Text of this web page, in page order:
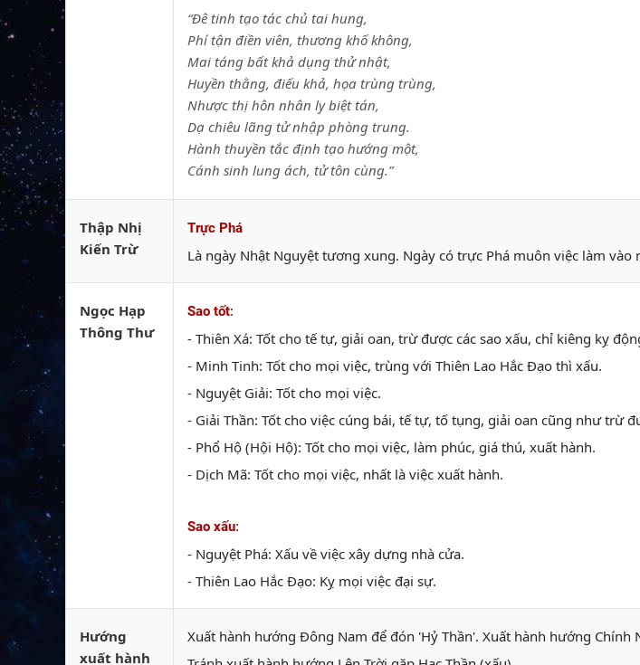
“Đê tinh tạo tác chủ tai hung,
Phí tận điền viên, thương khố không,
Mai táng bất khả dụng thử nhật,
Huyền thằng, điếu khả, họa trùng trùng,
Nhược thị hôn nhân ly biệt tán,
Dạ chiêu lãng tử nhập phòng trung.
Hành thuyền tắc định tạo hướng một,
Cánh sinh lung ách, tử tôn cùng.”
Thập Nhị
Kiến Trừ
Trực Phá
Là ngày Nhật Nguyệt tương xung. Ngày có trực Phá muôn việc làm
Ngọc Hạp
Thông Thư
Sao tốt:
- Thiên Xá: Tốt cho tế tự, giải oan, trừ được các sao xấu, chỉ kiêng kỵ
- Minh Tinh: Tốt cho mọi việc, trùng với Thiên Lao Hắc Đạo thì xấu.
- Nguyệt Giải: Tốt cho mọi việc.
- Giải Thần: Tốt cho việc cúng bái, tế tự, tố tụng, giải oan cũng như trừ
- Phổ Hộ (Hội Hộ): Tốt cho mọi việc, làm phúc, giá thú, xuất hành.
- Dịch Mã: Tốt cho mọi việc, nhất là việc xuất hành.
Sao xấu:
- Nguyệt Phá: Xấu về việc xây dựng nhà cửa.
- Thiên Lao Hắc Đạo: Kỵ mọi việc đại sự.
Hướng
xuất hành
Xuất hành hướng Đông Nam để đón 'Hỷ Thần'. Xuất hành hướng Chính